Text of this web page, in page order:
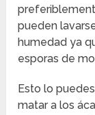
pueden
humedad ya
esporas de
Esto lo
matar a los